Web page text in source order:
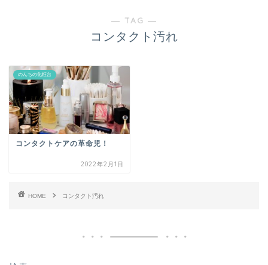
― TAG ―
コンタクト汚れ
のんちの化粧台
コンタクトケアの革命児！
2022年2月1日
HOME コンタクト汚れ